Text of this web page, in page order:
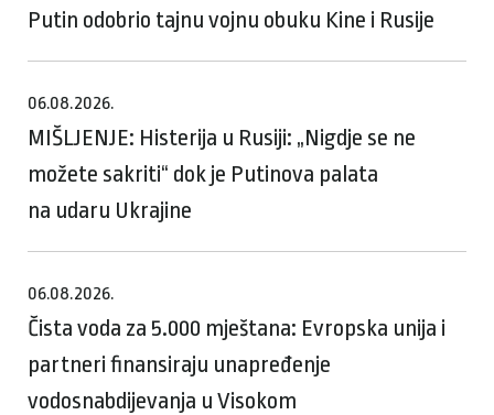
Putin odobrio tajnu vojnu obuku Kine i Rusije
06.08.2026.
MIŠLJENJE: Histerija u Rusiji: „Nigdje se ne
možete sakriti“ dok je Putinova palata
na udaru Ukrajine
06.08.2026.
Čista voda za 5.000 mještana: Evropska unija i
partneri finansiraju unapređenje
vodosnabdijevanja u Visokom